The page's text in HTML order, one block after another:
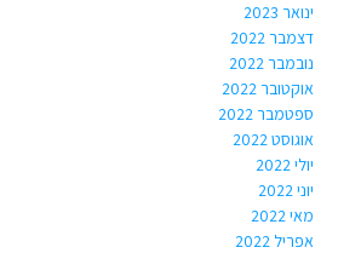
ינואר 2023
דצמבר 2022
נובמבר 2022
אוקטובר 2022
ספטמבר 2022
אוגוסט 2022
יולי 2022
יוני 2022
מאי 2022
אפריל 2022